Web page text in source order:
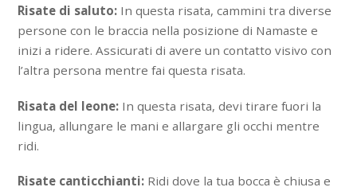
Risate di saluto: In questa risata, cammini tra diverse
persone con le braccia nella posizione di Namaste e
inizi a ridere. Assicurati di avere un contatto visivo con
l’altra persona mentre fai questa risata.
Risata del leone: In questa risata, devi tirare fuori la
lingua, allungare le mani e allargare gli occhi mentre
ridi.
Risate canticchianti: Ridi dove la tua bocca è chiusa e